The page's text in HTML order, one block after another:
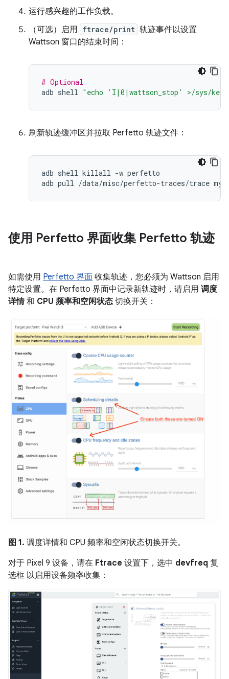
运行感兴趣的工作负载。
（可选）启用 ftrace/print 轨迹事件以设置
Wattson 窗口的结束时间：
# Optional
adb shell "echo 'I|0|wattson_stop' >/sys/
刷新轨迹缓冲区并拉取 Perfetto 轨迹文件：
adb shell killall -w perfetto
adb pull /data/misc/perfetto-traces/trace
使用 Perfetto 界面收集 Perfetto 轨迹
如需使用 Perfetto 界面 收集轨迹，您必须为 Wattson 启用
特定设置。在 Perfetto 界面中记录新轨迹时，请启用 调度
详情和 CPU 频率和空闲状态 切换开关：
图 1. 调度详情和 CPU 频率和空闲状态切换开关。
对于 Pixel 9 设备，请在 Ftrace 设置下，选中 devfreq 复
选框 以启用设备频率收集：